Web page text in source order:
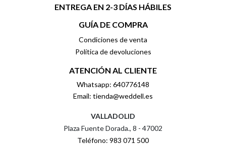
ENTREGA EN 2-3 DÍAS HÁBILES
GUÍA DE COMPRA
Condiciones de venta
Política de devoluciones
ATENCIÓN AL CLIENTE
Whatsapp: 640776148
Email: tienda@weddell.es
VALLADOLID
Plaza Fuente Dorada., 8 - 47002
Teléfono: 983 071 500